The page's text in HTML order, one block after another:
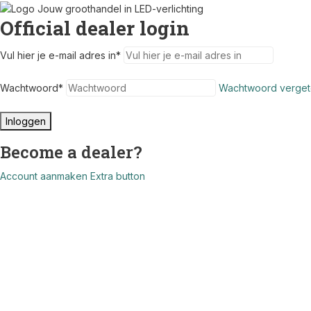
Official dealer login
Vul hier je e-mail adres in*
Wachtwoord* Wachtwoord
Inloggen
Become a dealer?
Account aanmaken Extra button